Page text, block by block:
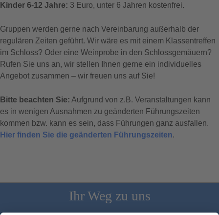
Kinder 6-12 Jahre: 3 Euro, unter 6 Jahren kostenfrei.
Gruppen werden gerne nach Vereinbarung außerhalb der
regulären Zeiten geführt. Wir wäre es mit einem Klassentreffen
im Schloss? Oder eine Weinprobe in den Schlossgemäuern?
Rufen Sie uns an, wir stellen Ihnen gerne ein individuelles
Angebot zusammen – wir freuen uns auf Sie!
Bitte beachten Sie: Aufgrund von z.B. Veranstaltungen kann
es in wenigen Ausnahmen zu geänderten Führungszeiten
kommen bzw. kann es sein, dass Führungen ganz ausfallen.
Hier finden Sie die geänderten Führungszeiten.
Ihr Weg zu uns